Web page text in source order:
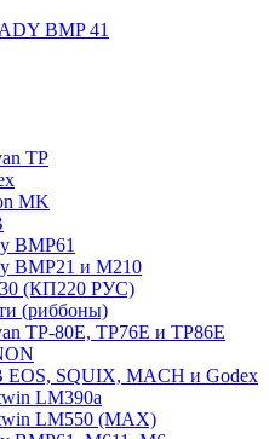
BMP 41
TP
MK
BMP61
BMP21 и M210
(КП220 РУС)
(риббоны)
TP-80E, TP76E и TP86E
EOS, SQUIX, MACH и Godex
LM390a
LM550 (MAX)